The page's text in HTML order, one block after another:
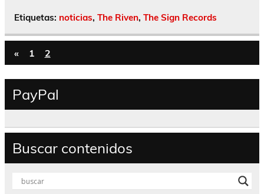
Etiquetas: noticias, The Riven, The Sign Records
« 1 2
PayPal
Buscar contenidos